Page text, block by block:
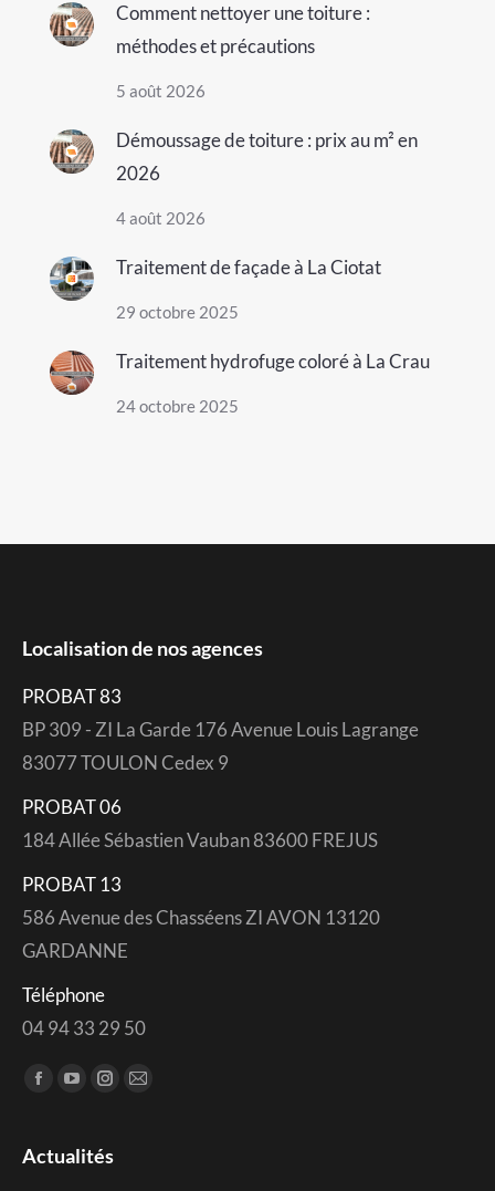
Comment nettoyer une toiture :
méthodes et précautions
5 août 2026
Démoussage de toiture : prix au m² en
2026
4 août 2026
Traitement de façade à La Ciotat
29 octobre 2025
Traitement hydrofuge coloré à La Crau
24 octobre 2025
Localisation de nos agences
PROBAT 83
BP 309 - ZI La Garde 176 Avenue Louis Lagrange
83077 TOULON Cedex 9
PROBAT 06
184 Allée Sébastien Vauban 83600 FREJUS
PROBAT 13
586 Avenue des Chasséens ZI AVON 13120
GARDANNE
Téléphone
04 94 33 29 50
Trouvez nous sur :
Facebook
opens
YouTube
opens
Instagram
opens
Mail
Actualités